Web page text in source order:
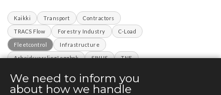
Kaikki Transport Contractors
TRACS Flow Forestry Industry C-Load
Fleetcontrol Infrastructure
ArbeidsvarslingLoggbok SINUS TNE
We need to inform you
about how we handle